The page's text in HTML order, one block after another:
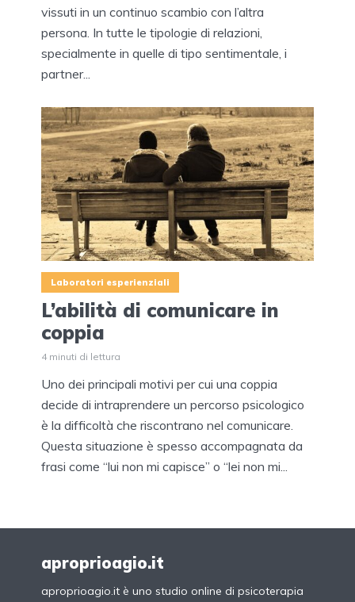
vissuti in un continuo scambio con l’altra
persona. In tutte le tipologie di relazioni,
specialmente in quelle di tipo sentimentale, i
partner...
Laboratori esperienziali
L’abilità di comunicare in
coppia
4 minuti di lettura
Uno dei principali motivi per cui una coppia
decide di intraprendere un percorso psicologico
è la difficoltà che riscontrano nel comunicare.
Questa situazione è spesso accompagnata da
frasi come “lui non mi capisce” o “lei non mi...
aproprioagio.it
aproprioagio.it è uno studio online di psicoterapia